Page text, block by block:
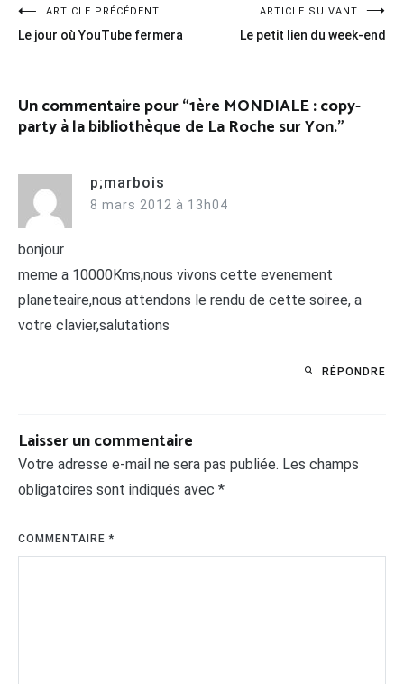
Navigation
de
ARTICLE PRÉCÉDENT
Le jour où YouTube fermera
ARTICLE SUIVANT
Le petit lien du week-end
Un commentaire pour “1ère MONDIALE : copy-
party à la bibliothèque de La Roche sur Yon.”
p;marbois
8 mars 2012 à 13h04
bonjour
meme a 10000Kms,nous vivons cette evenement
planeteaire,nous attendons le rendu de cette soiree, a
votre clavier,salutations
RÉPONDRE
Laisser un commentaire
Votre adresse e-mail ne sera pas publiée. Les champs
obligatoires sont indiqués avec *
COMMENTAIRE*